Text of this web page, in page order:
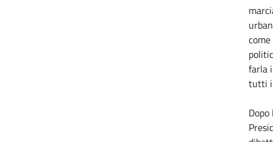
farla
tutti i